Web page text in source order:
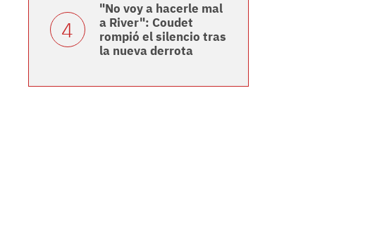
"No voy a hacerle mal
a River": Coudet
rompió el silencio tras
la nueva derrota